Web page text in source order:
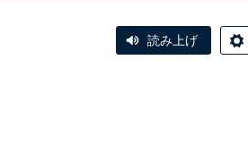
読み上げ